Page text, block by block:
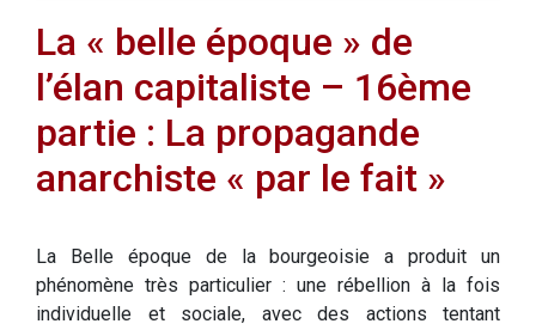
La « belle époque » de
l’élan capitaliste – 16ème
partie : La propagande
anarchiste « par le fait »
La Belle époque de la bourgeoisie a produit un
phénomène très particulier : une rébellion à la fois
individuelle et sociale, avec des actions tentant